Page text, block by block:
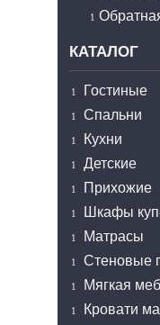
КАТАЛОГ
Гостиные
Спальни
Кухни
Детские
Прихожие
Шкафы
Матрасы
Стеновые
Мягкая
Кровати